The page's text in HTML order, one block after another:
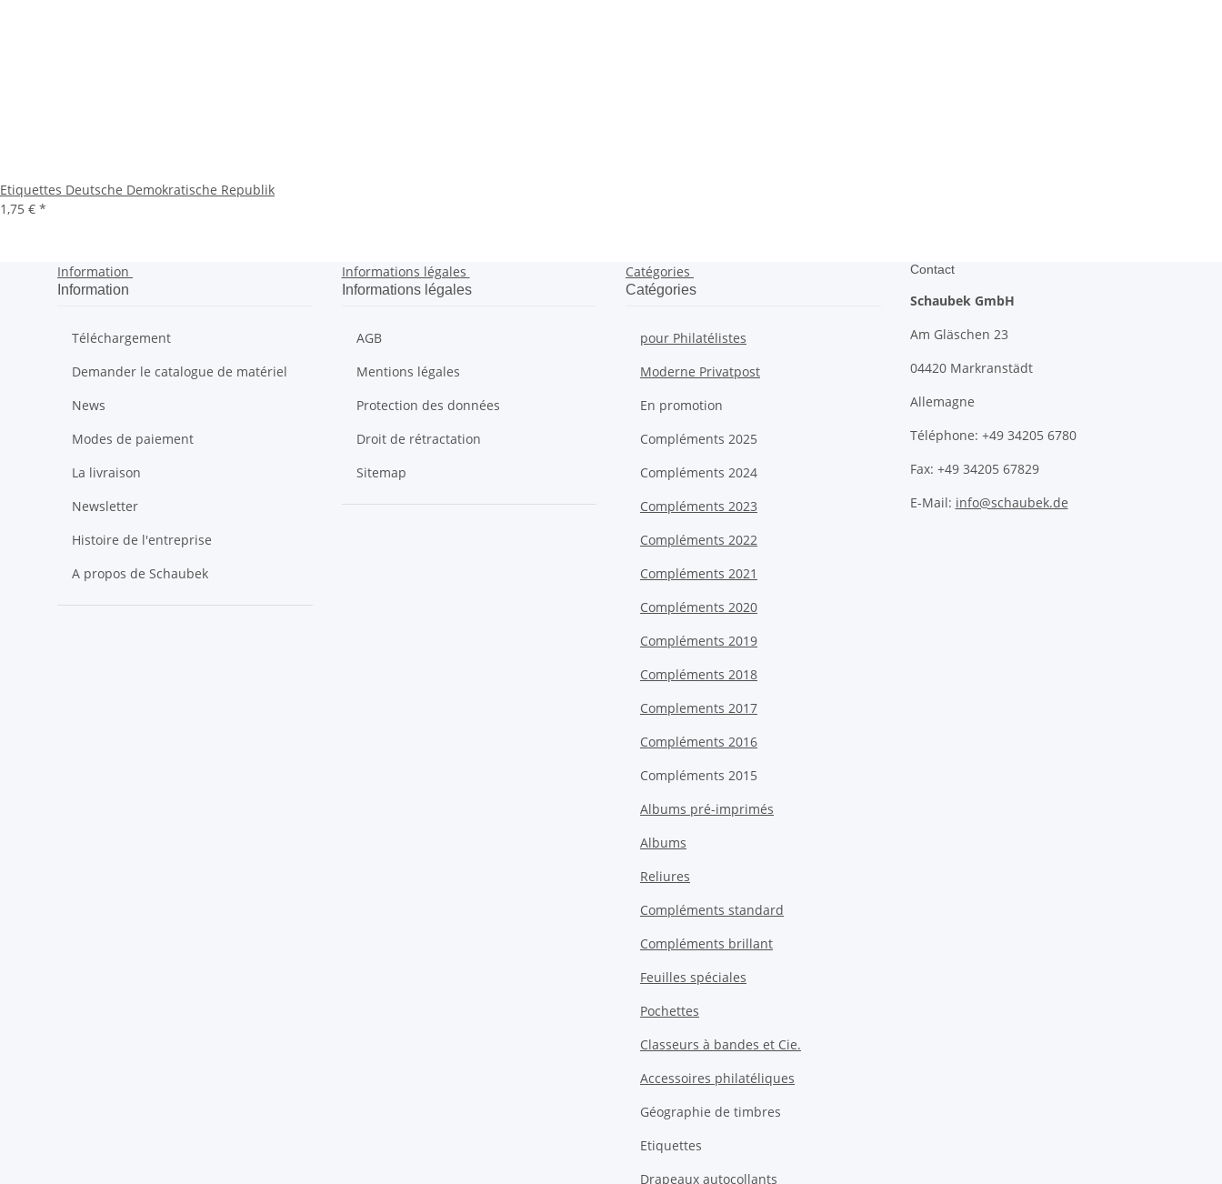
Etiquettes Deutsche Demokratische Republik
1,75 € *
Information
Information
Téléchargement
Demander le catalogue de matériel
News
Modes de paiement
La livraison
Newsletter
Histoire de l'entreprise
A propos de Schaubek
Informations légales
Informations légales
AGB
Mentions légales
Protection des données
Droit de rétractation
Sitemap
Catégories
Catégories
pour Philatélistes
Moderne Privatpost
En promotion
Compléments 2025
Compléments 2024
Compléments 2023
Compléments 2022
Compléments 2021
Compléments 2020
Compléments 2019
Compléments 2018
Complements 2017
Compléments 2016
Compléments 2015
Albums pré-imprimés
Albums
Reliures
Compléments standard
Compléments brillant
Feuilles spéciales
Pochettes
Classeurs à bandes et Cie.
Accessoires philatéliques
Géographie de timbres
Etiquettes
Drapeaux autocollants
Contact
Schaubek GmbH
Am Gläschen 23
04420 Markranstädt
Allemagne
Téléphone: +49 34205 6780
Fax: +49 34205 67829
E-Mail: info@schaubek.de